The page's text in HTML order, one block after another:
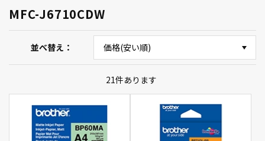
MFC-J6710CDW
並べ替え
21件あります